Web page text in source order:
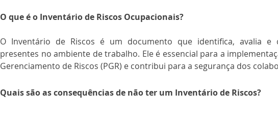
O que é o Inventário de Riscos Ocupacionais?
O Inventário de Riscos é um documento que identifica, avalia e
presentes no ambiente de trabalho. Ele é essencial para a
Gerenciamento de Riscos (PGR) e contribui para a segurança dos
Quais são as consequências de não ter um Inventário de Riscos?